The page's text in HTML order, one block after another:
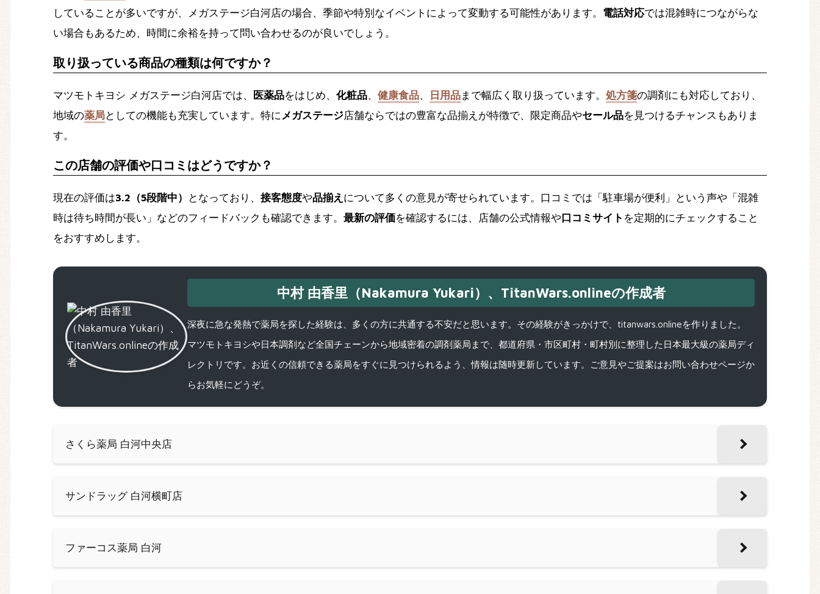
していることが多いですが、メガステージ白河店の場合、季節や特別なイベントによって変動する可能性があります。 電話対応では混雑時につながらな
い場合もあるため、時間に余裕を持って問い合わせるのが良いでしょう。
取り扱っている商品の種類は何ですか？
マツモトキヨシ メガステージ白河店では、 医薬品をはじめ、 化粧品、 健康食品、 日用品まで幅広く取り扱っています。 処方箋の調剤にも対応しており、
地域の薬局としての機能も充実しています。特にメガステージ店舗ならではの豊富な品揃えが特徴で、限定商品やセール品を見つけるチャンスもありま
す。
この店舗の評価や口コミはどうですか？
現在の評価は3.2（5段階中） となっており、 接客態度や品揃え について多くの意見が寄せられています。口コミでは「駐車場が便利」という声や「混雑
時は待ち時間が長い」などのフィードバックも確認できます。 最新の評価を確認するには、店舗の公式情報や口コミサイト を定期的にチェックすること
をおすすめします。
中村 由香里（Nakamura Yukari）、TitanWars.onlineの作成者
深夜に急な発熱で薬局を探した経験は、多くの方に共通する不安だと思います。その経験がきっかけで、titanwars.onlineを作りました。
マツモトキヨシや日本調剤など全国チェーンから地域密着の調剤薬局まで、都道府県・市区町村・町村別に整理した日本最大級の薬局ディ
レクトリです。お近くの信頼できる薬局をすぐに見つけられるよう、情報は随時更新しています。ご意見やご提案はお問い合わせページか
らお気軽にどうぞ。
さくら薬局 白河中央店
サンドラッグ 白河横町店
ファーコス薬局 白河